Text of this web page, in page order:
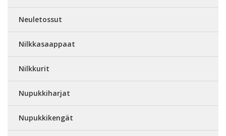
Neuletossut
Nilkkasaappaat
Nilkkurit
Nupukkiharjat
Nupukkikengät